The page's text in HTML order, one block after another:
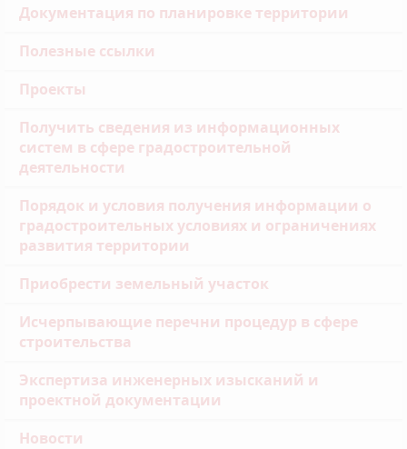
Документация по планировке территории
Полезные ссылки
Проекты
Получить сведения из информационных
систем в сфере градостроительной
деятельности
Порядок и условия получения информации о
градостроительных условиях и ограничениях
развития территории
Приобрести земельный участок
Исчерпывающие перечни процедур в сфере
строительства
Экспертиза инженерных изысканий и
проектной документации
Новости